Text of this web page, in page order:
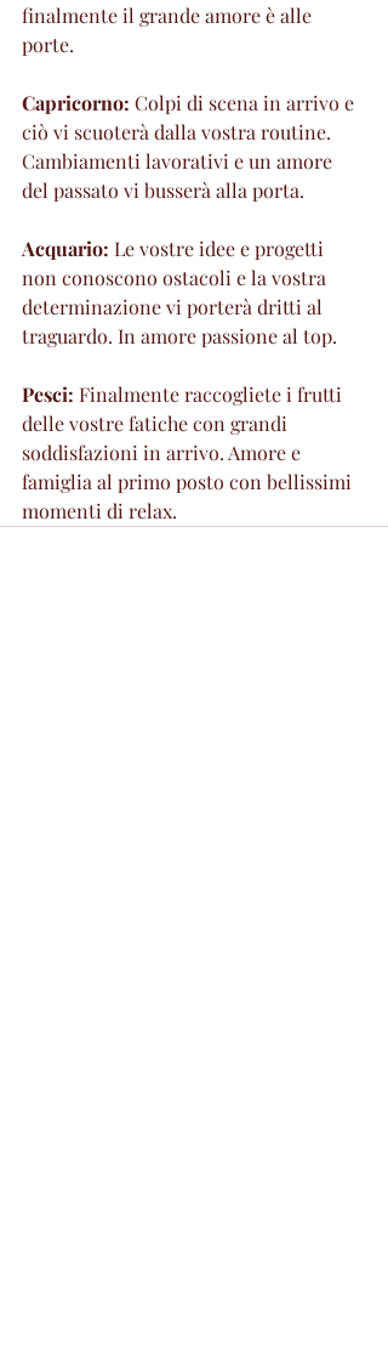
finalmente il grande amore è alle
porte.
Capricorno: Colpi di scena in arrivo e
ciò vi scuoterà dalla vostra routine.
Cambiamenti lavorativi e un amore
del passato vi busserà alla porta.
Acquario: Le vostre idee e progetti
non conoscono ostacoli e la vostra
determinazione vi porterà dritti al
traguardo. In amore passione al top.
Pesci: Finalmente raccogliete i frutti
delle vostre fatiche con grandi
soddisfazioni in arrivo. Amore e
famiglia al primo posto con bellissimi
momenti di relax.